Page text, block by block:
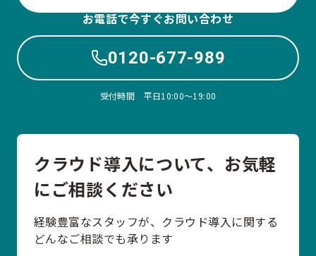
お電話で今すぐお問い合わせ
0120-677-989
受付時間 平日10:00〜19:00
クラウド導入について、お気軽
にご相談ください
経験豊富なスタッフが、クラウド導入に関する
どんなご相談でも承ります